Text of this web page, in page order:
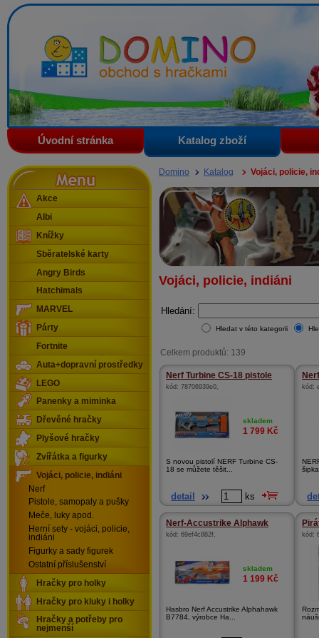
Domino - obchod s hračkami
Úvodní stránka Katalog zboží
Domino Katalog Vojáci, policie,
Vojáci, policie, indiáni
Hledání:
Hledat v této kategorii
Celkem produktů: 139
Nerf Turbine CS-18 pistole
kód: 78706939e0,
skladem
1 799 Kč
S novou pistolí NERF Turbine CS-
18 se můžete těšit...
detail ks
kód:
Nerf-Accustrike Alphawk
kód: 69ef4c882f,
skladem
1 199 Kč
Hasbro Nerf Accustrike Alphahawk
B7784, výrobce Ha...
kód:
Menu
Akce
Albi
Knížky
Sběratelské karty
Angry Birds
Hatchimals
MARVEL
Párty
Fortnite
Auta+dopravní prostředky
LEGO
Panenky a miminka
Dřevěné hračky
Plyšové hračky
Zvířátka a figurky
Vojáci, policie, indiáni
Nerf
Pistole, samopaly a pušky
Meče, luky apod.
Herní sety - vojáci, policie,
indiáni
Figurky a sady figurek
Ostatní příslušenství
Hračky pro holky
Hračky pro kluky i holky
Hračky a potřeby pro
nejmenší